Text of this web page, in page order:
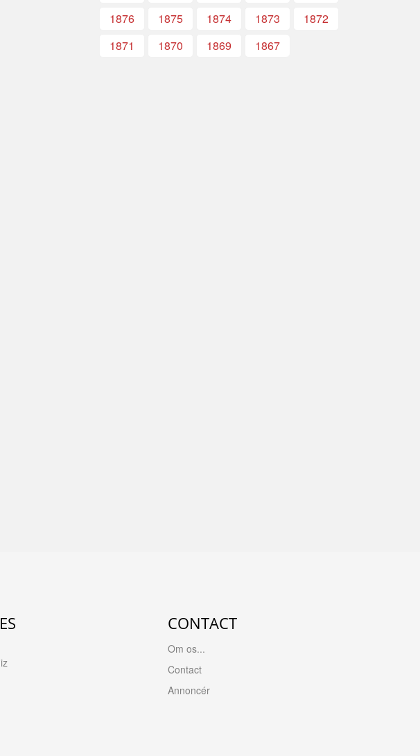
1876
1875 1874 1873
1872
1871
1870 1869 1867
CONTACT
Om os...
Contact
Annoncér